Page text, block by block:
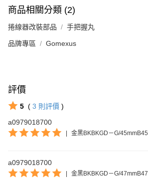
商品相關分類 (2)
捲線器改裝部品 手把握丸
品牌專區 Gomexus
評價
5 ( 3 則評價 )
a0979018700
| 金黑BKBKGD－G/45mmB45
a0979018700
| 金黑BKBKGD－G/47mmB47